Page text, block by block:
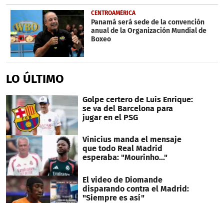
CENTROAMÉRICA
Panamá será sede de la convención
anual de la Organización Mundial de
Boxeo
LO ÚLTIMO
Golpe certero de Luis Enrique:
se va del Barcelona para
jugar en el PSG
Vinicius manda el mensaje
que todo Real Madrid
esperaba: "Mourinho..."
El video de Diomande
disparando contra el Madrid:
"Siempre es así"